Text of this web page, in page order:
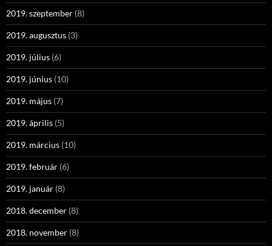
2019. szeptember (8)
2019. augusztus (3)
2019. július (6)
2019. június (10)
2019. május (7)
2019. április (5)
2019. március (10)
2019. február (6)
2019. január (8)
2018. december (8)
2018. november (8)